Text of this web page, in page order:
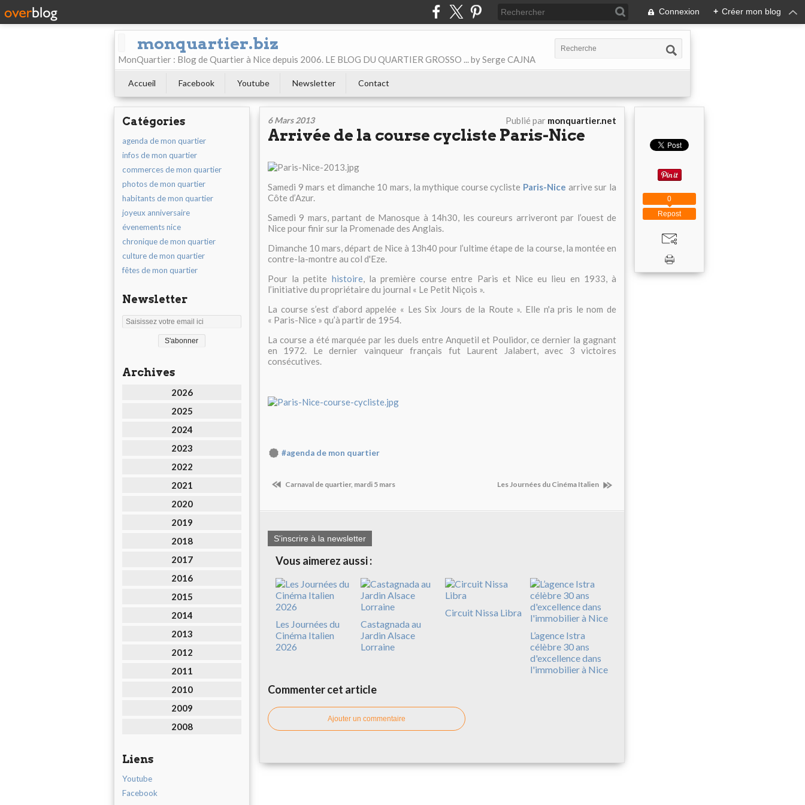
Connexion + Créer mon blog
monquartier.biz
MonQuartier : Blog de Quartier à Nice depuis 2006. LE BLOG DU QUARTIER GROSSO ... by Serge CAJNA
Accueil Facebook Youtube Newsletter Contact
Catégories
agenda de mon quartier
infos de mon quartier
commerces de mon quartier
photos de mon quartier
habitants de mon quartier
joyeux anniversaire
évenements nice
chronique de mon quartier
culture de mon quartier
fêtes de mon quartier
Newsletter
Archives
2026
2025
2024
2023
2022
2021
2020
2019
2018
2017
2016
2015
2014
2013
2012
2011
2010
2009
2008
Liens
Youtube
Facebook
6 Mars 2013 Publié par monquartier.net
Arrivée de la course cycliste Paris-Nice
Samedi 9 mars et dimanche 10 mars, la mythique course cycliste Paris-Nice arrive sur la
Côte d’Azur.
Samedi 9 mars, partant de Manosque à 14h30, les coureurs arriveront par l’ouest de
Nice pour finir sur la Promenade des Anglais.
Dimanche 10 mars, départ de Nice à 13h40 pour l’ultime étape de la course, la montée en
contre-la-montre au col d'Eze.
Pour la petite histoire, la première course entre Paris et Nice eu lieu en 1933, à
l’initiative du propriétaire du journal « Le Petit Niçois ».
La course s’est d’abord appelée « Les Six Jours de la Route ». Elle n'a pris le nom de
« Paris-Nice » qu’à partir de 1954.
La course a été marquée par les duels entre Anquetil et Poulidor, ce dernier la gagnant
en 1972. Le dernier vainqueur français fut Laurent Jalabert, avec 3 victoires
consécutives.
#agenda de mon quartier
Carnaval de quartier, mardi 5 mars Les Journées du Cinéma Italien
S'inscrire à la newsletter
Vous aimerez aussi :
Les Journées du
Cinéma Italien
2026
Castagnada au
Jardin Alsace
Lorraine
Circuit Nissa Libra
L’agence Istra
célèbre 30 ans
d'excellence dans
l'immobilier à Nice
Commenter cet article
Ajouter un commentaire
Repost
0